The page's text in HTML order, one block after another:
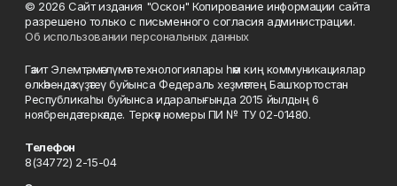
© 2026 Сайт издания "Оскон" Копирование информации сайта
разрешено только с письменного согласия администрации.
Об использовании персональных данных
Гәзит Элемтә, мәғлүмәт технологиялары һәм киң коммуникациялар
өлкәһендә күҙәтеү буйынса Федераль хеҙмәттең Башҡортостан
Республикаһы буйынса идаралығында 2015 йылдың 6
ноябрендә теркәлде. Теркәү номеры ПИ № ТУ 02-01480.
Телефон
8(34772) 2-15-04